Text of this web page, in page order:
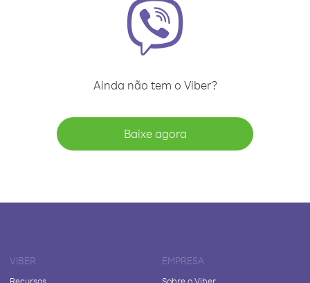
Ainda não tem o Viber?
Baixe agora
VIBER EMPRESA